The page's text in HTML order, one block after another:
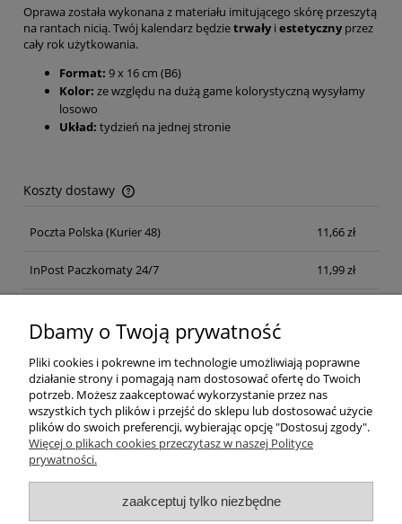
Oprawa została wykonana z materiału imitującego skórę przeszytą
na rantach nicią. Twój kalendarz będzietrwałyi estetycznyprzez
cały rok użytkowania.
Format: 9 x 16 cm (B6)
Kolor: ze względu na dużą game kolorystyczną wysyłamy
losowo
Układ: tydzień na jednej stronie
Koszty dostawy
Cena nie zawiera ewentualnych kosztów płatności
Poczta Polska (Kurier 48) 11,66 zł
InPost Paczkomaty 24/7 11,99 zł
Pomoc
Moje konto
Dbamy o Twoją prywatność
Pliki cookies i pokrewne im technologie umożliwiają poprawne
działanie strony i pomagają nam dostosować ofertę do Twoich
potrzeb. Możesz zaakceptować wykorzystanie przez nas
wszystkich tych plików i przejść do sklepu lub dostosować użycie
plików do swoich preferencji, wybierając opcję "Dostosuj zgody".
Więcej o plikach cookies przeczytasz w naszej Polityce
prywatności.
zaakceptuj tylko niezbędne